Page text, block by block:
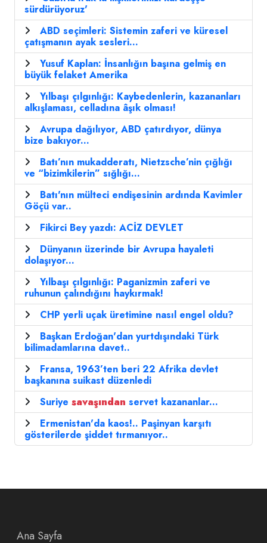
sürdürüyoruz'
ABD seçimleri: Sistemin zaferi ve küresel
çatışmanın ayak sesleri...
Yusuf Kaplan: İnsanlığın başına gelmiş en
büyük felaket Amerika
Yılbaşı çılgınlığı: Kaybedenlerin, kazananları
alkışlaması, celladına âşık olması!
Avrupa dağılıyor, ABD çatırdıyor, dünya
bize bakıyor...
Batı’nın mukadderatı, Nietzsche’nin çığlığı
ve “bizimkilerin” sığlığı...
Batı'nın mülteci endişesinin ardında Kavimler
Göçü var..
Fikirci Bey yazdı: ACİZ DEVLET
Dünyanın üzerinde bir Avrupa hayaleti
dolaşıyor...
Yılbaşı çılgınlığı: Paganizmin zaferi ve
ruhunun çalındığını haykırmak!
CHP yerli uçak üretimine nasıl engel oldu?
Başkan Erdoğan'dan yurtdışındaki Türk
bilimadamlarına davet..
Fransa, 1963’ten beri 22 Afrika devlet
başkanına suikast düzenledi
Suriye savaşından servet kazananlar...
Ermenistan'da kaos!.. Paşinyan karşıtı
gösterilerde şiddet tırmanıyor..
Ana Sayfa